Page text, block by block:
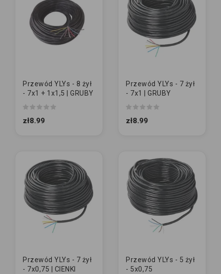
Przewód YLYs - 8 żył
- 7x1 + 1x1,5 | GRUBY
zł8.99
Przewód YLYs - 7 żył
- 7x1 | GRUBY
zł8.99
Przewód YLYs - 7 żył
- 7x0,75 | CIENKI
Przewód YLYs - 5 żył
- 5x0,75